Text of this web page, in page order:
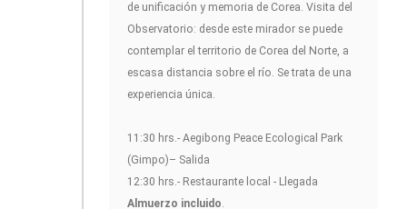
de unificación y memoria de Corea. Visita del
Observatorio: desde este mirador se puede
contemplar el territorio de Corea del Norte, a
escasa distancia sobre el río. Se trata de una
experiencia única.
11:30 hrs.- Aegibong Peace Ecological Park
(Gimpo)– Salida
12:30 hrs.- Restaurante local - Llegada
Almuerzo incluido.